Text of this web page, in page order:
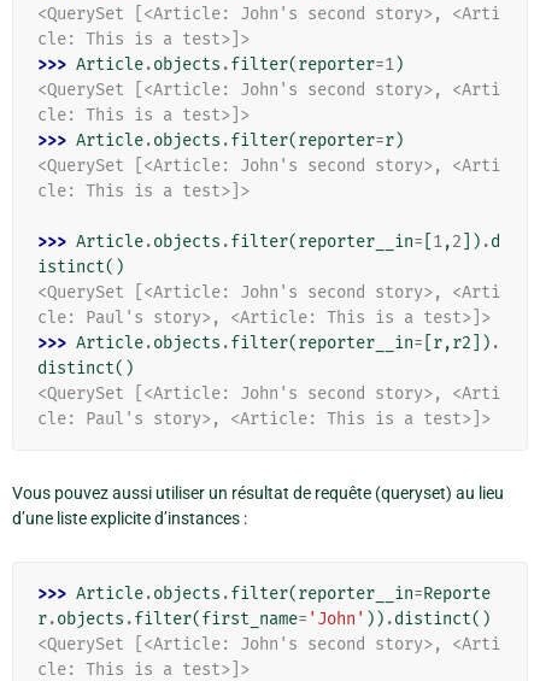
<QuerySet [<Article: John's second story>, <Arti
cle: This is a test>]>
>>> Article.objects .filter(reporter=1)
<QuerySet [<Article: John's second story>, <Arti
cle: This is a test>]>
>>> Article.objects .filter(reporter=r)
<QuerySet [<Article: John's second story>, <Arti
cle: This is a test>]>
>>> Article.objects .filter(reporter__in= 1,2 ]) .d
istinct()
<QuerySet [<Article: John's second story>, <Arti
cle: Paul's story>, <Article: This is a test>]>
>>> Article.objects .filter(reporter__in= r,r2 ]) .
distinct()
<QuerySet [<Article: John's second story>, <Arti
cle: Paul's story>, <Article: This is a test>]>
Vous pouvez aussi utiliser un résultat de requête (queryset) au lieu
d’une liste explicite d’instances :
>>> Article.objects .filter(reporter__in=Reporte
r.objects .filter(first_name= 'John' )) .distinct()
<QuerySet [<Article: John's second story>, <Arti
cle: This is a test>]>